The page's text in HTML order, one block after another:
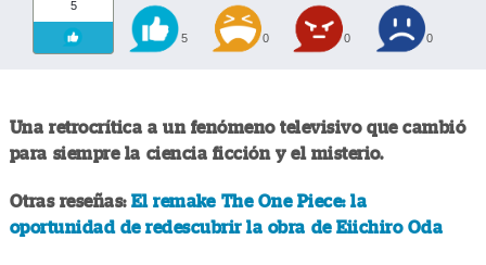
5
5 0 0 0
Una retrocrítica a un fenómeno televisivo que cambió
para siempre la ciencia ficción y el misterio.
Otras reseñas:El remake The One Piece: la
oportunidad de redescubrir la obra de Eiichiro Oda